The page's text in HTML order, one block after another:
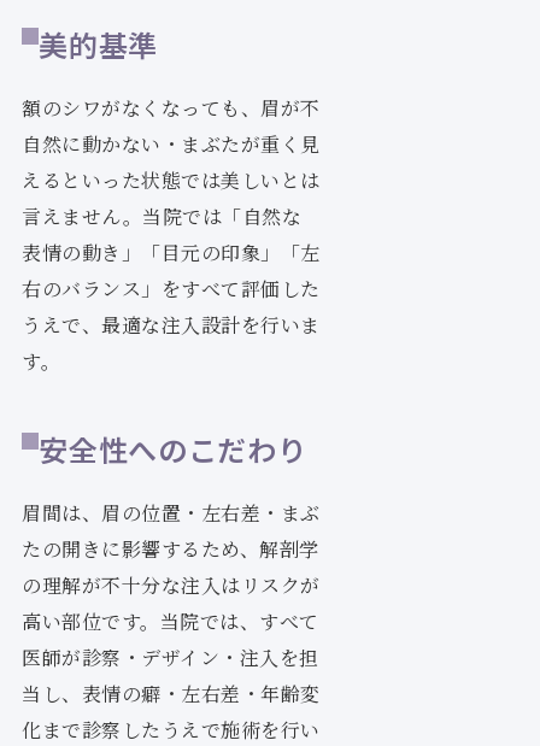
美的基準
額のシワがなくなっても、眉が不
自然に動かない・まぶたが重く見
えるといった状態では美しいとは
言えません。当院では「自然な
表情の動き」「目元の印象」「左
右のバランス」をすべて評価した
うえで、最適な注入設計を行いま
す。
安全性へのこだわり
眉間は、眉の位置・左右差・まぶ
たの開きに影響するため、解剖学
の理解が不十分な注入はリスクが
高い部位です。当院では、すべて
医師が診察・デザイン・注入を担
当し、表情の癖・左右差・年齢変
化まで診察したうえで施術を行い